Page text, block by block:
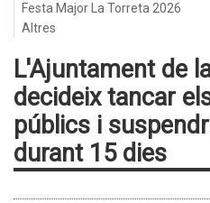
Festa Major La Torreta 2026
Altres
L'Ajuntament de
decideix tancar
públics i
durant 15 dies